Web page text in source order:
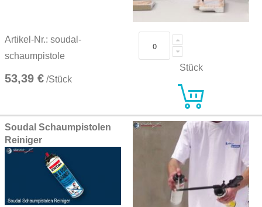
Artikel-Nr.: soudal-
schaumpistole
53,39 € /Stück
Stück
Soudal Schaumpistolen
Reiniger